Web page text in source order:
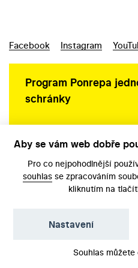
Facebook Instagram
Program Ponrepa
schránky
Aby se vám web dobře
Pro co nejpohodlnější
souhlas se zpracováním
kliknutím na
Nastavení
Souhlas